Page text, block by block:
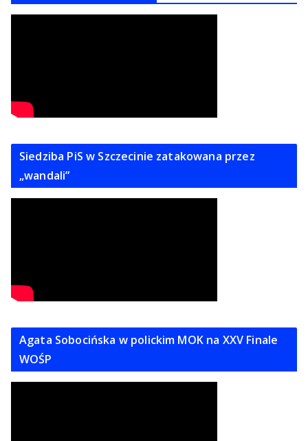
Siedziba PiS w Szczecinie zatakowana przez
„wandali”
Agata Sobocińska w polickim MOK na XXV Finale
WOŚP